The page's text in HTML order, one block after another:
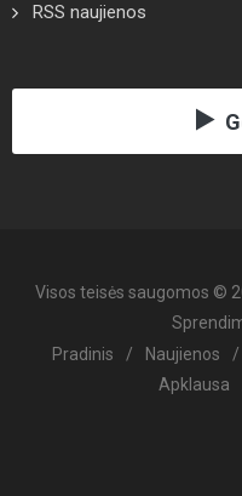
RSS naujienos
Visos teisės saugomos ©
Pradinis
/ Naujienos /
Apklausa